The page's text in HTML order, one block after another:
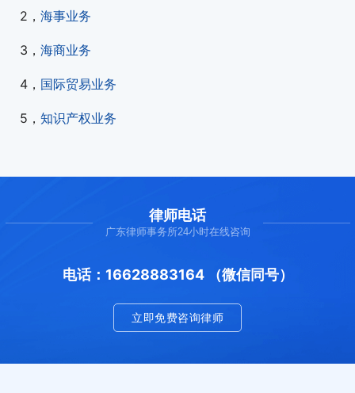
2， 海事业务
3， 海商业务
4， 国际贸易业务
5， 知识产权业务
律师电话
广东律师事务所24小时在线咨询
电话：16628883164 （微信同号）
立即免费咨询律师